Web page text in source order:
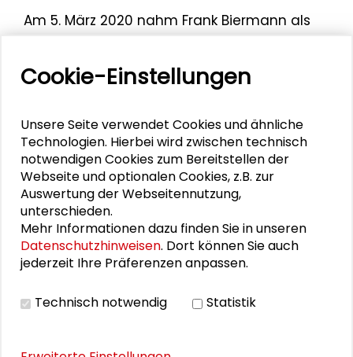
Am 5. März 2020 nahm Frank Biermann als
Diskutant an der öffentlichen
Development Goals: Transformative Kraft
Forum teil, die in Kooperation des
Arbeitskreises Umwelt/Global Change der
Deutschen Vereinigung für
Politikwissenschaft (DVPW) und der
Schader-Stiftung durchgeführt wurde.
Personen im Kontext
Cookie-Einstellungen
Unsere Seite verwendet Cookies und ähnliche
Technologien. Hierbei wird zwischen technisch
notwendigen Cookies zum Bereitstellen der
Webseite und optionalen Cookies, z.B. zur
Auswertung der Webseitennutzung,
unterschieden.
Mehr Informationen dazu finden Sie in unseren
Datenschutzhinweisen. Dort können Sie auch
jederzeit Ihre Präferenzen anpassen.
Technisch notwendig Statistik